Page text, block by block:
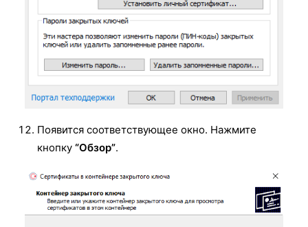
Появится соответствующее окно. Нажмите
кнопку “Обзор”.